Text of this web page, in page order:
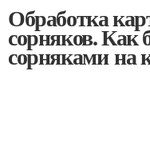
Обработка
сорняков. Как
сорняками на